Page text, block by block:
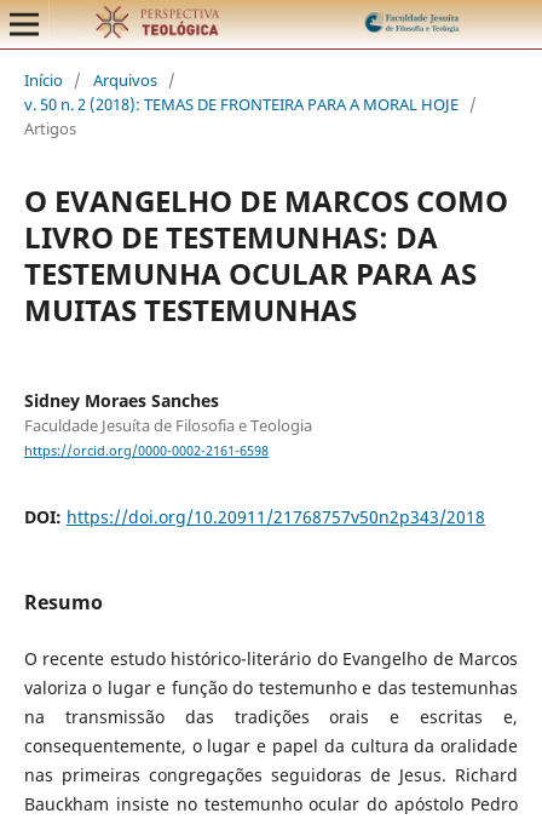
Início / Arquivos /
v. 50 n. 2 (2018): TEMAS DE FRONTEIRA PARA A MORAL HOJE /
Artigos
O EVANGELHO DE MARCOS COMO
LIVRO DE TESTEMUNHAS: DA
TESTEMUNHA OCULAR PARA AS
MUITAS TESTEMUNHAS
Sidney Moraes Sanches
Faculdade Jesuíta de Filosofia e Teologia
https://orcid.org/0000-0002-2161-6598
DOI: https://doi.org/10.20911/21768757v50n2p343/2018
Resumo
O recente estudo histórico-literário do Evangelho de Marcos
valoriza o lugar e função do testemunho e das testemunhas
na transmissão das tradições orais e escritas e,
consequentemente, o lugar e papel da cultura da oralidade
nas primeiras congregações seguidoras de Jesus. Richard
Bauckham insiste no testemunho ocular do apóstolo Pedro